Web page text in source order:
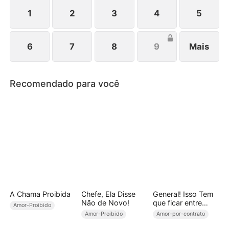
meio à dor e superações, os três renascem.
1 2 3 4 5
6 7 8 9 Mais
Recomendado para você
A Chama Proibida
Amor-Proibido
Chefe, Ela Disse
Não de Novo!
Amor-Proibido
General! Isso Tem
que ficar entre
Nós...
Amor-por-contrato